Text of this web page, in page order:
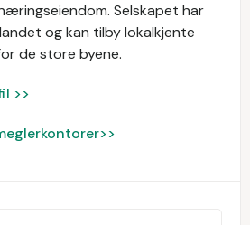
Selskapet har
og kan tilby lokalkjente
de store byene.
>>